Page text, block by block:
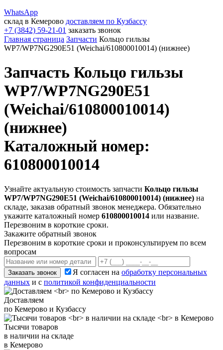
WhatsApp
склад в Кемерово доставляем по Кузбассу
+7 (3842) 59-21-01 заказать звонок
Главная страница Запчасти Кольцо гильзы
WP7/WP7NG290E51 (Weichai/610800010014) (нижнее)
Запчасть Кольцо гильзы
WP7/WP7NG290E51
(Weichai/610800010014)
(нижнее)
Каталожный номер:
610800010014
Узнайте актуальную стоимость запчасти Кольцо гильзы
WP7/WP7NG290E51 (Weichai/610800010014) (нижнее) на
складе, заказав обратный звонок менеджера. Обязательно
укажите каталожный номер 610800010014 или название.
Перезвоним в короткие сроки.
Закажите обратный звонок
Перезвоним в короткие сроки и проконсультируем по всем
вопросам
Заказать звонок Я согласен на обработку персональных
данных и с политикой конфиденциальности
Доставляем
по Кемерово и Кузбассу
Тысячи товаров
в наличии на складе
в Кемерово